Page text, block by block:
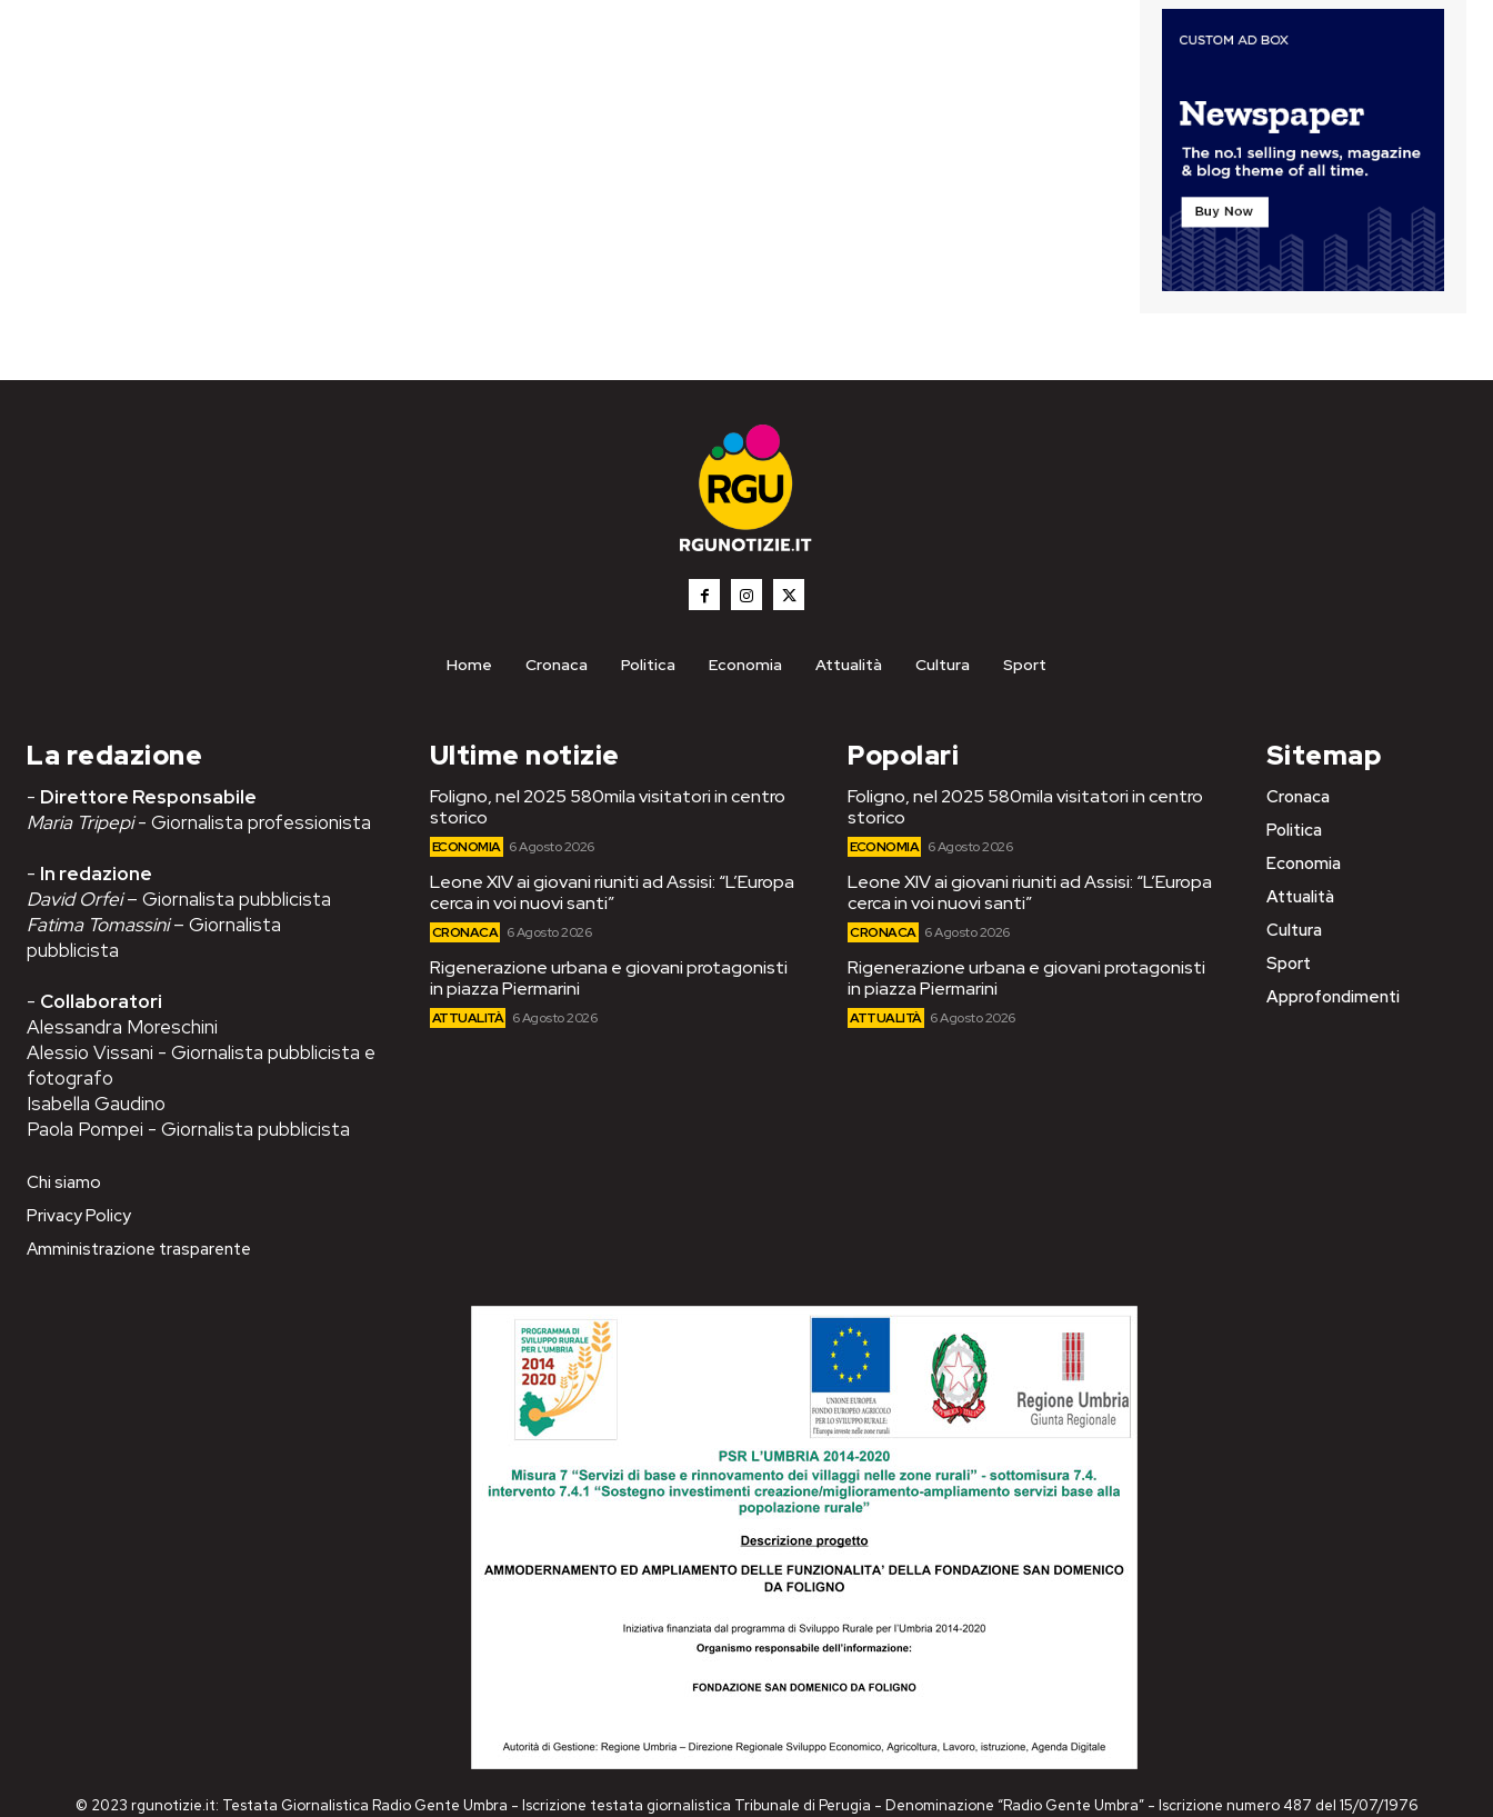
Home Cronaca Politica Economia Attualità Cultura Sport
La redazione
- Direttore Responsabile
Maria Tripepi- Giornalista professionista
- In redazione
David Orfei– Giornalista pubblicista
Fatima Tomassini– Giornalista
pubblicista
- Collaboratori
Alessandra Moreschini
Alessio Vissani - Giornalista pubblicista e
fotografo
Isabella Gaudino
Paola Pompei - Giornalista pubblicista
Chi siamo
Privacy Policy
Amministrazione trasparente
Ultime notizie
Foligno, nel 2025 580mila visitatori in centro
storico
ECONOMIA 6 Agosto 2026
Leone XIV ai giovani riuniti ad Assisi: “L’Europa
cerca in voi nuovi santi”
CRONACA 6 Agosto 2026
Rigenerazione urbana e giovani protagonisti
in piazza Piermarini
ATTUALITÀ 6 Agosto 2026
Popolari
Foligno, nel 2025 580mila visitatori in centro
storico
ECONOMIA 6 Agosto 2026
Leone XIV ai giovani riuniti ad Assisi: “L’Europa
cerca in voi nuovi santi”
CRONACA 6 Agosto 2026
Rigenerazione urbana e giovani protagonisti
in piazza Piermarini
ATTUALITÀ 6 Agosto 2026
Sitemap
Cronaca
Politica
Economia
Attualità
Cultura
Sport
Approfondimenti
© 2023 rgunotizie.it: Testata Giornalistica Radio Gente Umbra - Iscrizione testata giornalistica Tribunale di Perugia - Denominazione “Radio Gente Umbra” - Iscrizione numero 487 del 15/07/1976